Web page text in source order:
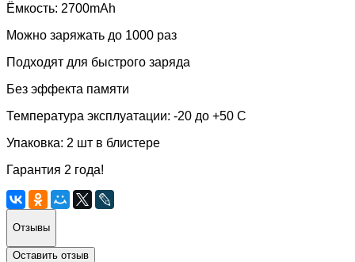
Ёмкость: 2700mAh
Можно заряжать до 1000 раз
Подходят для быстрого заряда
Без эффекта памяти
Температура эксплуатации: -20 до +50 С
Упаковка: 2 шт в блистере
Гарантия 2 года!
Отзывы
Оставить отзыв